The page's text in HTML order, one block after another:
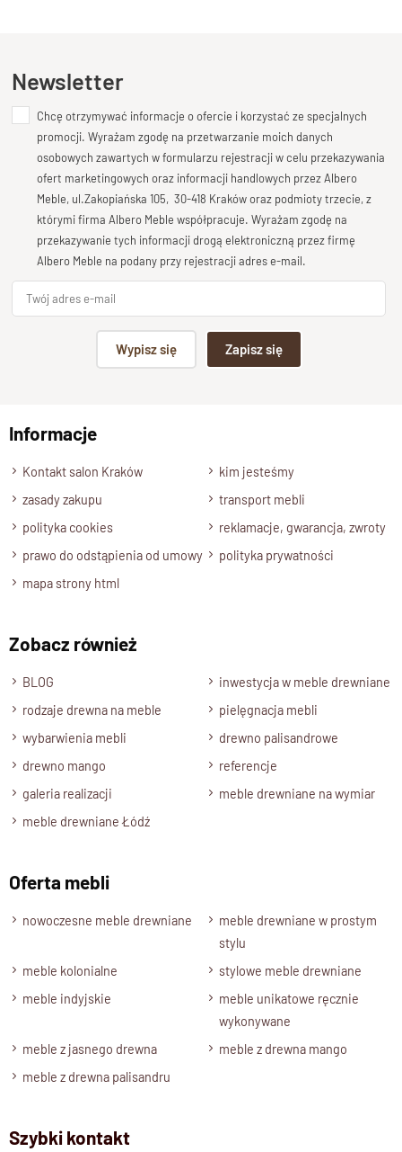
Dodaj opinię o produkcie
Twoja ocena
Bardzo dobry
Twoja opinia o produkcie
Podpis
Wyślij opinię
Newsletter
Chcę otrzymywać informacje o ofercie i korzystać ze specjalnych
promocji. Wyrażam zgodę na przetwarzanie moich danych
osobowych zawartych w formularzu rejestracji w celu przekazywania
ofert marketingowych oraz informacji handlowych przez Albero
Meble, ul.Zakopiańska 105, 30-418 Kraków oraz podmioty trzecie, z
którymi firma Albero Meble współpracuje. Wyrażam zgodę na
przekazywanie tych informacji drogą elektroniczną przez firmę
Albero Meble na podany przy rejestracji adres e-mail.
Wypisz się Zapisz się
Informacje
Kontakt salon Kraków
kim jesteśmy
zasady zakupu
transport mebli
polityka cookies
reklamacje, gwarancja, zwroty
prawo do odstąpienia od umowy
polityka prywatności
mapa strony html
Zobacz również
BLOG
inwestycja w meble drewniane
rodzaje drewna na meble
pielęgnacja mebli
wybarwienia mebli
drewno palisandrowe
drewno mango
referencje
galeria realizacji
meble drewniane na wymiar
meble drewniane Łódź
Oferta mebli
nowoczesne meble drewniane
meble drewniane w prostym
stylu
meble kolonialne
stylowe meble drewniane
meble indyjskie
meble unikatowe ręcznie
wykonywane
meble z jasnego drewna
meble z drewna mango
meble z drewna palisandru
Szybki kontakt